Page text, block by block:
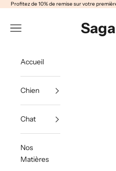
Passer au contenu
Profitez de 10% de remise sur votre
Ouvrir la navigation
Accueil
Chien
Chat
Nos
Matières